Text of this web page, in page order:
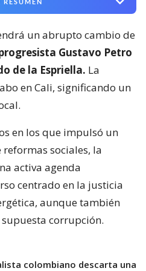
un abrupto cambio de
Gustavo Petro
de la Espriella. La
en Cali, significando un
en los que impulsó un
sociales, la
activa agenda
centrado en la justicia
aunque también
corrupción.
colombiano descarta una